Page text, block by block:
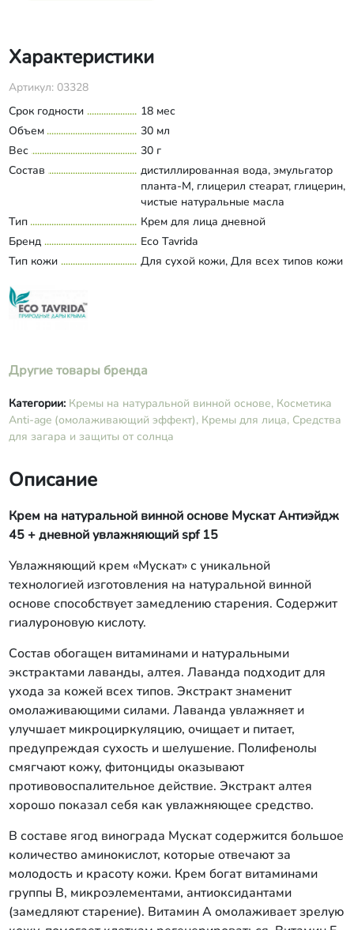
Характеристики
Артикул: 03328
Срок годности
18 мес
Объем
30 мл
Вес
30 г
Состав
дистиллированная вода, эмульгатор
планта-М, глицерил стеарат, глицерин,
чистые натуральные масла
(оливковое, абрикосовой косточки,
зародышей пшеницы), витамины Е, С,
Д-пантенол, экстракты (лаванда,
алтей), гиалуроновая кислота,
Развернуть состав
Тип
Крем для лица дневной
Бренд
Eco Tavrida
Тип кожи
Для сухой кожи, Для всех типов кожи
Другие товары бренда
Категории: Кремы на натуральной винной основе, Косметика
Anti-age (омолаживающий эффект), Кремы для лица, Средства
для загара и защиты от солнца
Описание
Крем на натуральной винной основе Мускат Антиэйдж
45 + дневной увлажняющий spf 15
Увлажняющий крем «Мускат» с уникальной
технологией изготовления на натуральной винной
основе способствует замедлению старения. Содержит
гиалуроновую кислоту.
Состав обогащен витаминами и натуральными
экстрактами лаванды, алтея. Лаванда подходит для
ухода за кожей всех типов. Экстракт знаменит
омолаживающими силами. Лаванда увлажняет и
улучшает микроциркуляцию, очищает и питает,
предупреждая сухость и шелушение. Полифенолы
смягчают кожу, фитонциды оказывают
противовоспалительное действие. Экстракт алтея
хорошо показал себя как увлажняющее средство.
В составе ягод винограда Мускат содержится большое
количество аминокислот, которые отвечают за
молодость и красоту кожи. Крем богат витаминами
группы В, микроэлементами, антиоксидантами
(замедляют старение). Витамин А омолаживает зрелую